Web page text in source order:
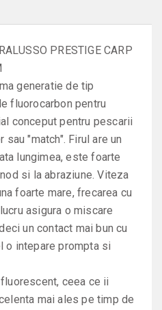
PRESTIGE CARP
generatie de tip
fluorocarbon pentru
conceput pentru pescarii
"match". Firul are un
lungimea, este foarte
si la abraziune. Viteza
foarte mare, frecarea cu
asigura o miscare
un contact mai bun cu
o intepare prompta si
ceea ce ii
mai ales pe timp de